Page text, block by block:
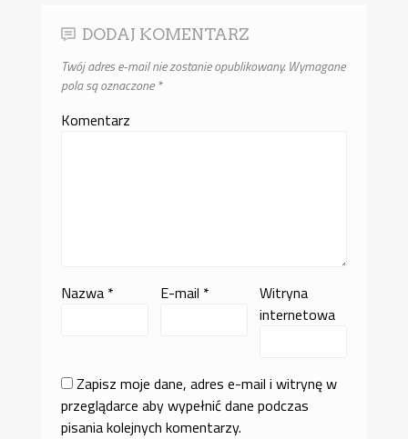
DODAJ KOMENTARZ
Twój adres e-mail nie zostanie opublikowany.Wymagane
pola są oznaczone*
Komentarz
Nazwa * E-mail *
Witryna
internetowa
Zapisz moje dane, adres e-mail i witrynę w
przeglądarce aby wypełnić dane podczas
pisania kolejnych komentarzy.